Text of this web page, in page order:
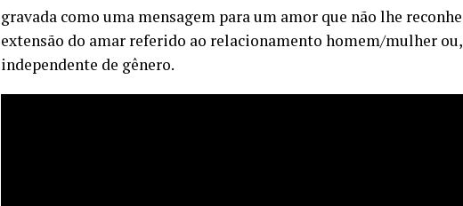
gravada como uma mensagem para um amor que não lhe
extensão do amar referido ao relacionamento homem/mulher
independente de gênero.